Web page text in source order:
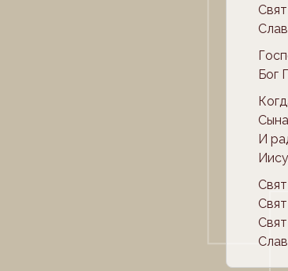
Бог
И